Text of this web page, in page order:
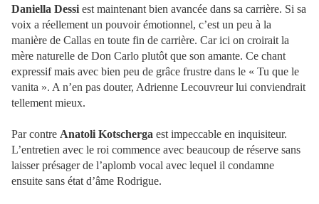
Daniella Dessi est maintenant bien avancée dans sa carrière. Si sa
voix a réellement un pouvoir émotionnel, c’est un peu à la
manière de Callas en toute fin de carrière. Car ici on croirait la
mère naturelle de Don Carlo plutôt que son amante. Ce chant
expressif mais avec bien peu de grâce frustre dans le « Tu que le
vanita ». A n’en pas douter, Adrienne Lecouvreur lui conviendrait
tellement mieux.
Par contre Anatoli Kotscherga est impeccable en inquisiteur.
L’entretien avec le roi commence avec beaucoup de réserve sans
laisser présager de l’aplomb vocal avec lequel il condamne
ensuite sans état d’âme Rodrigue.